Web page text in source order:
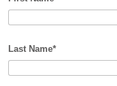
Last Name*